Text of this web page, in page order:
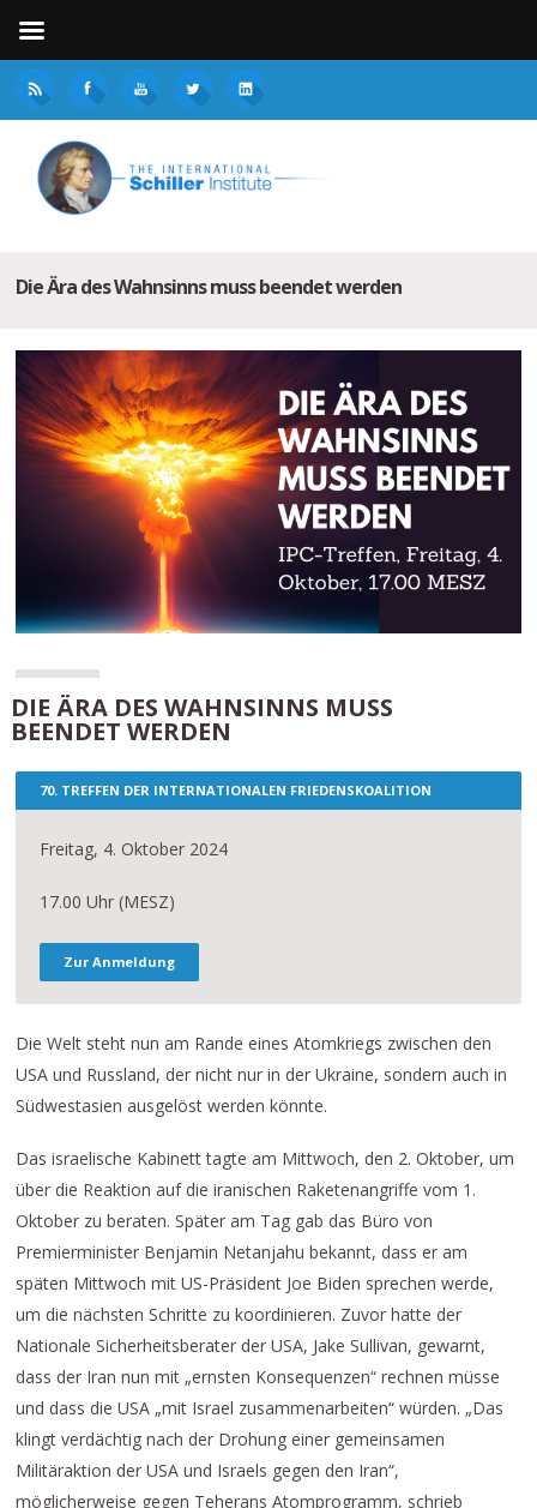
Die Ära des Wahnsinns muss beendet werden
DIE ÄRA DES WAHNSINNS MUSS
BEENDET WERDEN
70. TREFFEN DER INTERNATIONALEN FRIEDENSKOALITION
Freitag, 4. Oktober 2024
17.00 Uhr (MESZ)
Zur Anmeldung
Die Welt steht nun am Rande eines Atomkriegs zwischen den
USA und Russland, der nicht nur in der Ukraine, sondern auch in
Südwestasien ausgelöst werden könnte.
Das israelische Kabinett tagte am Mittwoch, den 2. Oktober, um
über die Reaktion auf die iranischen Raketenangriffe vom 1.
Oktober zu beraten. Später am Tag gab das Büro von
Premierminister Benjamin Netanjahu bekannt, dass er am
späten Mittwoch mit US-Präsident Joe Biden sprechen werde,
um die nächsten Schritte zu koordinieren. Zuvor hatte der
Nationale Sicherheitsberater der USA, Jake Sullivan, gewarnt,
dass der Iran nun mit „ernsten Konsequenzen“ rechnen müsse
und dass die USA „mit Israel zusammenarbeiten“ würden. „Das
klingt verdächtig nach der Drohung einer gemeinsamen
Militäraktion der USA und Israels gegen den Iran“,
möglicherweise gegen Teherans Atomprogramm, schrieb